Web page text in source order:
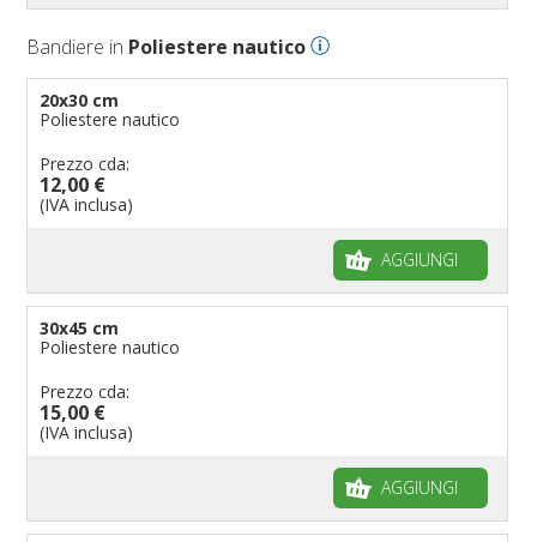
Bandiere per eventi religiosi
Bandiere per ambasciate
Bandiere per riserve naturali e parchi
Bandiere per musicisti
pennoni per bandiere
Bandiere in Poliestere nautico
20x30 cm
Poliestere nautico
Prezzo cda:
12,00 €
(IVA inclusa)
AGGIUNGI
30x45 cm
Poliestere nautico
Prezzo cda:
15,00 €
(IVA inclusa)
AGGIUNGI